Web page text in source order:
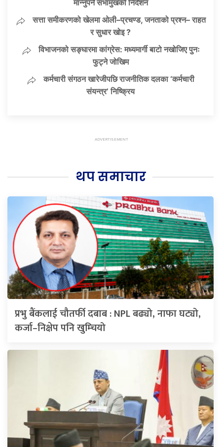
मान्नुपर्ने सभामुखको निर्देशन
सत्ता समीकरणको खेलमा ओली–प्रचण्ड, जनताको प्रश्न– राहत
र सुधार खोइ ?
विभाजनको सङ्घारमा कांग्रेस: मध्यमार्गी बाटो नखोजिए पुनः
फुट्ने जोखिम
कर्मचारी संगठन खारेजीपछि राजनीतिक दलका ‘कर्मचारी
संयन्त्र’ निष्क्रिय
थप समाचार
प्रभु बैंकलाई चौतर्फी दबाब : NPL बढ्यो, नाफा घट्यो,
कर्जा–निक्षेप पनि खुम्चियो